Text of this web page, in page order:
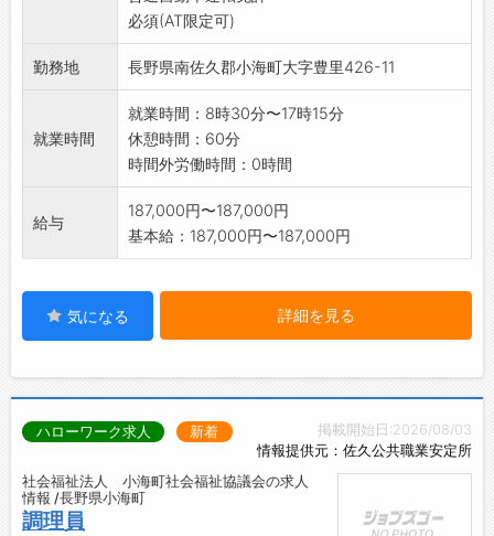
きます。
※変更範囲:法人の定める業務の範囲
必須(AT限定可)
勤務地 長野県南佐久郡小海町大字豊里426-11
就業時間
就業時間：8時30分〜17時15分
休憩時間：60分
時間外労働時間：0時間
給与
187,000円〜187,000円
基本給：187,000円〜187,000円
気になる 詳細を見る
掲載開始日:2026/08/03
情報提供元：佐久公共職業安定所
ハローワーク求人 新着
社会福祉法人 小海町社会福祉協議会の求人
情報 /長野県小海町
調理員